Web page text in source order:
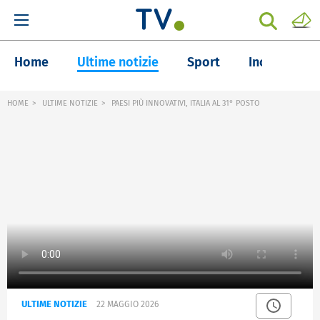
Home Ultime notizie Sport Inchieste
HOME ULTIME NOTIZIE PAESI PIÙ INNOVATIVI, ITALIA AL 31° POSTO
ULTIME NOTIZIE 22 MAGGIO 2026